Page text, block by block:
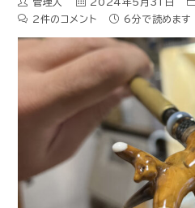
2件のコメント
6分で読めます